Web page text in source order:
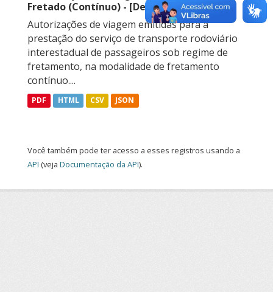
Fretado (Contínuo) - [Descontinuado]
Autorizações de viagem emitidas para a
prestação do serviço de transporte rodoviário
interestadual de passageiros sob regime de
fretamento, na modalidade de fretamento
contínuo....
PDF HTML CSV JSON
Você também pode ter acesso a esses registros usando a
API (veja Documentação da API).